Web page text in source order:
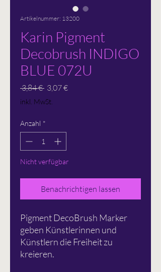
Artikelnummer: 13200
Karin Pigment
Decobrush INDIGO
BLUE 072U
3,84 € Standardpreis
3,07 €Sale-
inkl. MwSt.
Anzahl *
Nicht verfügbar
Benachrichtigen lassen
Pigment DecoBrush Marker
geben Künstlerinnen und
Künstlern die Freiheit zu
kreieren.